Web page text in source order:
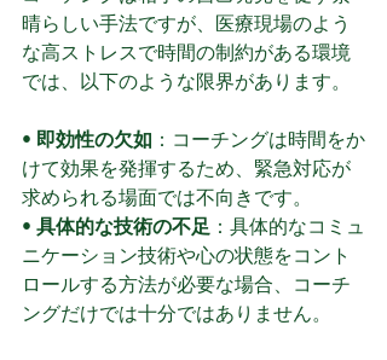
晴らしい手法ですが、医療現場のよう
な高ストレスで時間の制約がある環境
では、以下のような限界があります。
• 即効性の欠如 ：コーチングは時間をか
けて効果を発揮するため、緊急対応が
求められる場面では不向きです。
• 具体的な技術の不足 ：具体的なコミュ
ニケーション技術や心の状態をコント
ロールする方法が必要な場合、コーチ
ングだけでは十分ではありません。